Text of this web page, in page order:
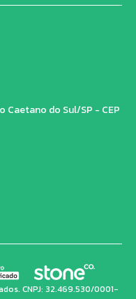
Caetano do Sul/SP - CEP
CNPJ: 32.469.530/0001-